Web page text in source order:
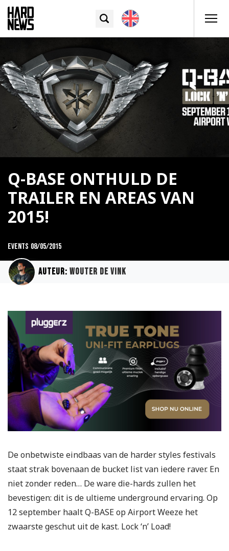
Q-BASE ONTHULD DE
TRAILER EN AREAS VAN
2015!
Events 08/05/2015
Auteur: Wouter de Vink
De onbetwiste eindbaas van de harder styles festivals
staat strak bovenaan de bucket list van iedere raver. En
niet zonder reden… De ware die-hards zullen het
bevestigen: dit is de ultieme underground ervaring. Op
12 september haalt Q-BASE op Airport Weeze het
zwaarste geschut uit de kast. Lock ‘n’ Load!